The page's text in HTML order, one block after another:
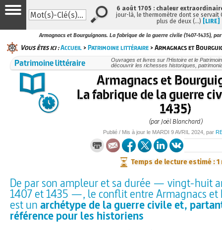
Armagnacs et Bourguignons. La fabrique de la guerre civile (1407-1435),
Vous êtes ici :Accueil >Patrimoine littéraire > Armagnacs et
Patrimoine littéraire
Ouvrages et livres sur l’Histoire et le
découvrir les richesses historiques,
Armagnacs et
La fabrique de la guerre
1435)
(par Joël Blanchard)
Publié / Mis à jour le MARDI 9 AVRIL 2024 , par
Temps de lecture estimé : 1
De par son ampleur et sa durée — vingt-huit
1407 et 1435 —, le conflit entre Armagnacs et
est unarchétype de la guerre civile et,
référence pour les historiens
6 août 1705 : chaleur
jour-là, le thermomètre dont se servait
plus de deux (…) [LIRE]